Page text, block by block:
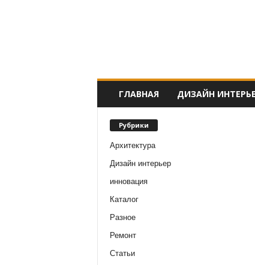
ГЛАВНАЯ ДИЗАЙН
Рубрики
Архитектура
Дизайн интерьер
инновация
Каталог
Разное
Ремонт
Статьи